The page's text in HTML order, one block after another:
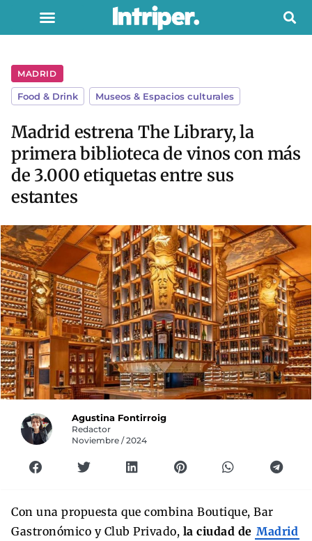
MADRID
Food & Drink Museos & Espacios culturales
Madrid estrena The Library, la
primera biblioteca de vinos con más
de 3.000 etiquetas entre sus
estantes
Agustina Fontirroig
Redactor
Noviembre / 2024
Con una propuesta que combina Boutique, Bar
Gastronómico y Club Privado, la ciudad de Madrid